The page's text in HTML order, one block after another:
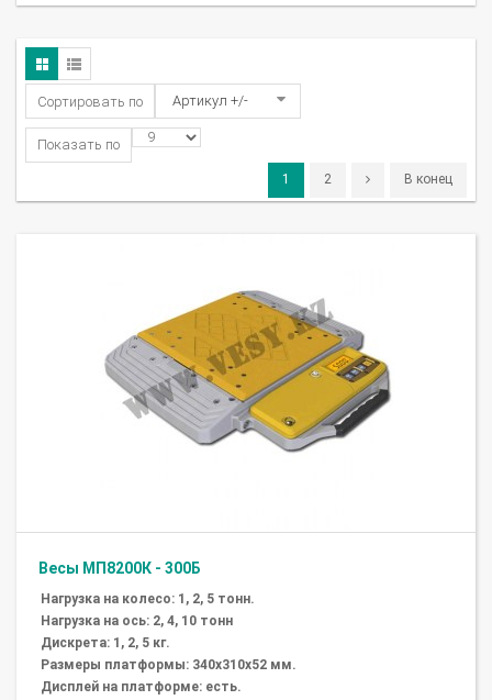
Сортировать по Артикул +/-
Показать по
1 2 В конец
Весы МП8200К - 300Б
Нагрузка на колесо: 1, 2, 5 тонн.
Нагрузка на ось: 2, 4, 10 тонн
Дискрета: 1, 2, 5 кг.
Размеры платформы: 340х310х52 мм.
Дисплей на платформе: есть.